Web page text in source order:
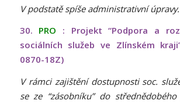
V podstatě spíše administrativní úpravy.
30. PRO : Projekt “Podpora a
sociálních služeb ve Zlínském
0870-18Z)
V rámci zajištění dostupnosti soc.
se ze “zásobníku” do